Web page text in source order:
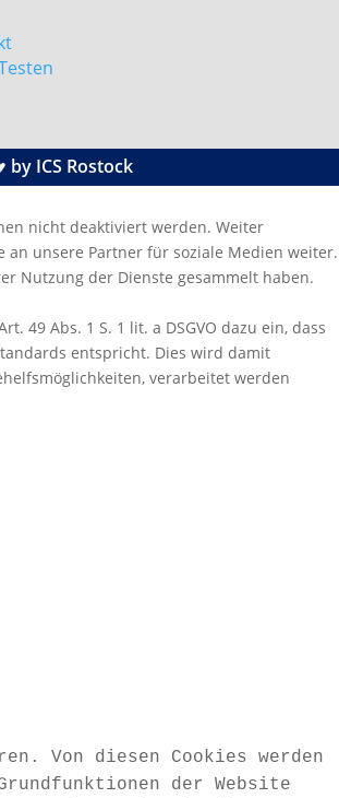
by ICS Rostock
nicht deaktiviert werden. Weiter
unsere Partner für soziale Medien weiter.
Nutzung der Dienste gesammelt haben.
49 Abs. 1 S. 1 lit. a DSGVO dazu ein, dass
entspricht. Dies wird damit
verarbeitet werden
Von diesen Cookies werden
der Website